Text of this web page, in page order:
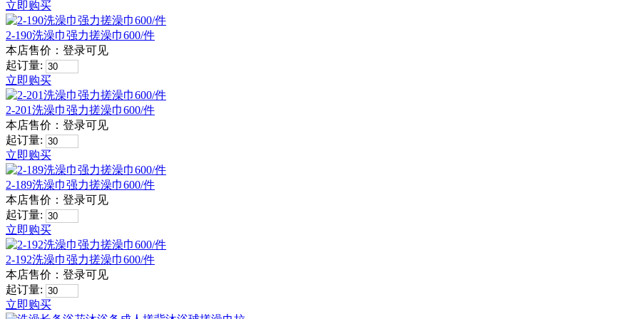
立即购买
2-190洗澡巾强力搓澡巾600/件
本店售价： 登录可见
起订量:
立即购买
2-201洗澡巾强力搓澡巾600/件
本店售价： 登录可见
起订量:
立即购买
2-189洗澡巾强力搓澡巾600/件
本店售价： 登录可见
起订量:
立即购买
2-192洗澡巾强力搓澡巾600/件
本店售价： 登录可见
起订量:
立即购买